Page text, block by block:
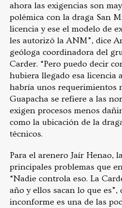
ahora las exigencias son
polémica con la draga San
licencia y ese el modelo de
les autorizó la ANM”, dice
geóloga coordinadora del
Carder. “Pero puedo decir
hubiera llegado esa licencia
habría unos requerimientos
Guapacha se refiere a las
exigen procesos menos
como la ubicación de la
técnicos.
Para el arenero Jaír Henao,
principales problemas que
“Nadie controla eso. La
año y ellos sacan lo que es”,
inconforme es una de las